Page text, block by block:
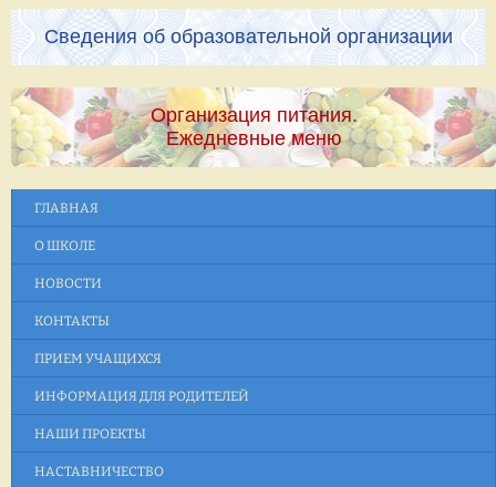
Сведения об образовательной организации
Организация питания.
Ежедневные меню
ГЛАВНАЯ
О ШКОЛЕ
НОВОСТИ
КОНТАКТЫ
ПРИЕМ УЧАЩИХСЯ
ИНФОРМАЦИЯ ДЛЯ РОДИТЕЛЕЙ
НАШИ ПРОЕКТЫ
НАСТАВНИЧЕСТВО